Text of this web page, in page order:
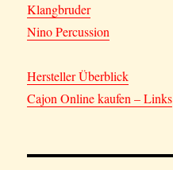
Klangbruder
Nino Percussion
Hersteller Überblick
Cajon Online kaufen – Links